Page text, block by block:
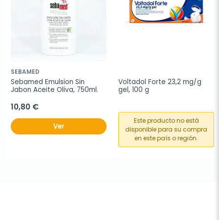
SEBAMED
Sebamed Emulsion Sin
Jabon Aceite Oliva, 750ml.
10,80 €
Ver
Voltadol Forte 23,2 mg/g
gel, 100 g
Este producto no está
disponible para su compra
en este país o región.